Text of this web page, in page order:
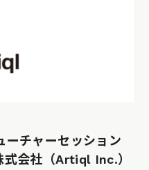
ーチャーセッション
式会社（Artiql Inc.）